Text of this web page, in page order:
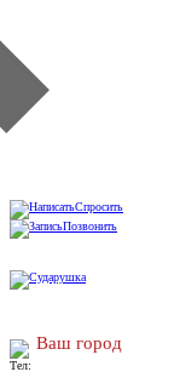
Спросить
Позвонить
Ваш город